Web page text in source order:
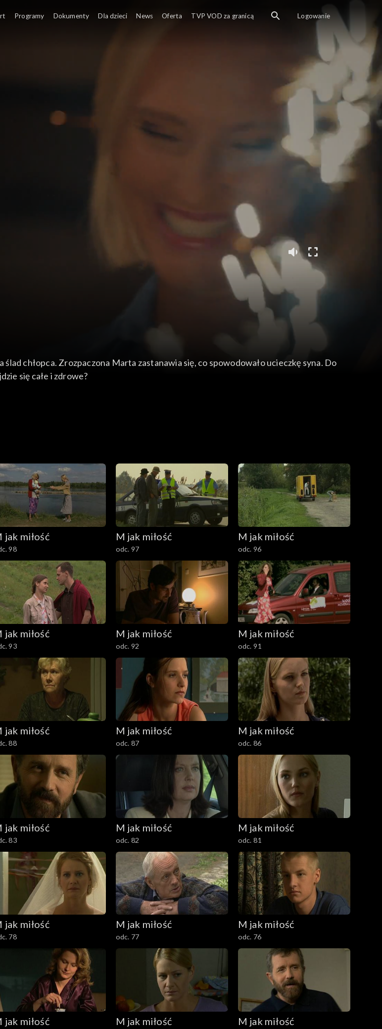
chłopca. Zrozpaczona Marta zastanawia się, co spowodowało ucieczkę syna. Do
się całe i zdrowe?
jak miłość
98
M jak miłość
odc. 97
M jak miłość
odc. 96
jak miłość
93
M jak miłość
odc. 92
M jak miłość
odc. 91
jak miłość
88
M jak miłość
odc. 87
M jak miłość
odc. 86
jak miłość
83
M jak miłość
odc. 82
M jak miłość
odc. 81
jak miłość
78
M jak miłość
odc. 77
M jak miłość
odc. 76
jak miłość M jak miłość M jak miłość
Programy Dokumenty Dla dzieci News Oferta TVP VOD za granicą Logowanie